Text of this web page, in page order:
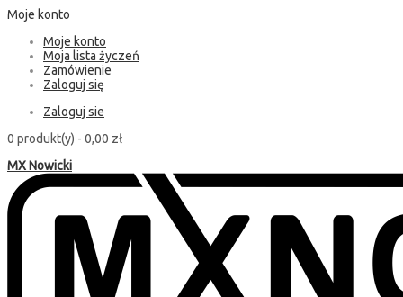
Moje konto
Moje konto
Moja lista życzeń
Zamówienie
Zaloguj się
Zaloguj sie
0 produkt(y) - 0,00 zł
MX Nowicki